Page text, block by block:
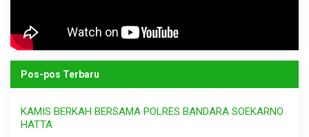
Pos-pos Terbaru
KAMIS BERKAH BERSAMA POLRES BANDARA SOEKARNO
HATTA